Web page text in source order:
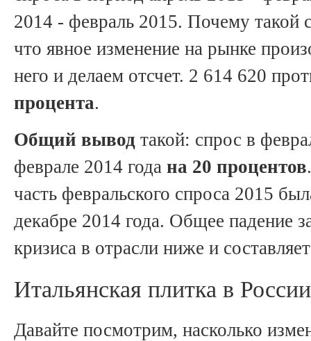
2014 - февраль 2015. Почему такой
что явное изменение на рынке
него и делаем отсчет. 2 614 620
процента.
Общий вывод такой: спрос в
феврале 2014 года на 20 процентов
часть февральского спроса 2015
декабре 2014 года. Общее падение
кризиса в отрасли ниже и
Итальянская плитка в России
Давайте посмотрим, насколько